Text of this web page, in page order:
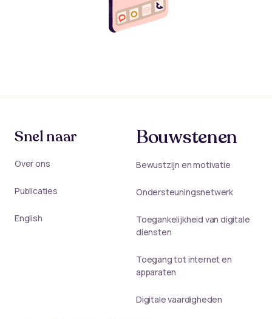
Snel naar
Over ons
Publicaties
English
Bouwstenen
Bewustzijn en motivatie
Ondersteuningsnetwerk
Toegankelijkheid van digitale
diensten
Toegang tot internet en
apparaten
Digitale vaardigheden